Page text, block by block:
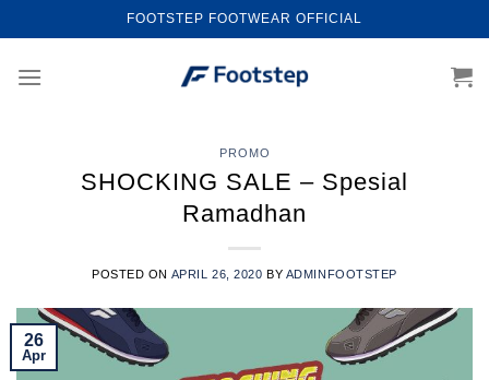
to
content
FOOTSTEP FOOTWEAR OFFICIAL
PROMO
SHOCKING SALE – Spesial
Ramadhan
POSTED ON APRIL 26, 2020 BY ADMINFOOTSTEP
26
Apr